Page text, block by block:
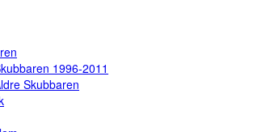
1996-2011
Skubbaren